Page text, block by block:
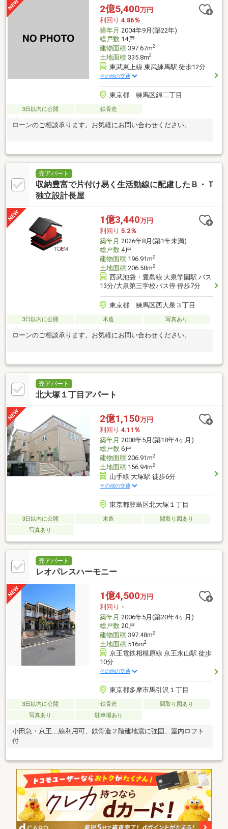
2億5,400万円
利回り 4.86％
築年月 2004年9月(築22年)
総戸数14戸
建物面積397.67m2
土地面積335.8m2
東武東上線 東武練馬駅 徒歩12分
その他の交通
東京都 練馬区錦二丁目
3日以内に公開 鉄骨造
ローンのご相談承ります。お気軽にお問い合わせください。
売アパート
収納豊富で片付け易く生活動線に配慮したＢ・Ｔ
独立設計長屋
1億3,440万円
利回り 5.2％
築年月 2026年8月(築1年未満)
総戸数4戸
建物面積196.91m2
土地面積206.58m2
西武池袋・豊島線 大泉学園駅 バス
13分/大泉第三学校バス停 停歩7分
東京都 練馬区西大泉３丁目
3日以内に公開 木造 写真あり
ローンのご相談承ります。お気軽にお問い合わせください。
売アパート
北大塚１丁目アパート
2億1,150万円
利回り 4.11％
築年月 2008年5月(築18年4ヶ月)
総戸数6戸
建物面積206.91m2
土地面積156.94m2
山手線 大塚駅 徒歩6分
その他の交通
東京都豊島区北大塚１丁目
3日以内に公開 木造
間取り図あり
写真あり
売アパート
レオパレスハーモニー
1億4,500万円
利回り -
築年月 2006年5月(築20年4ヶ月)
総戸数20戸
建物面積397.48m2
土地面積516m2
京王電鉄相模原線 京王永山駅 徒歩
10分
その他の交通
東京都多摩市馬引沢１丁目
3日以内に公開 鉄骨造
間取り図あり
写真あり
駐車場あり
小田急・京王二線利用可、鉄骨造２階建地震に強固、室内ロフト
付